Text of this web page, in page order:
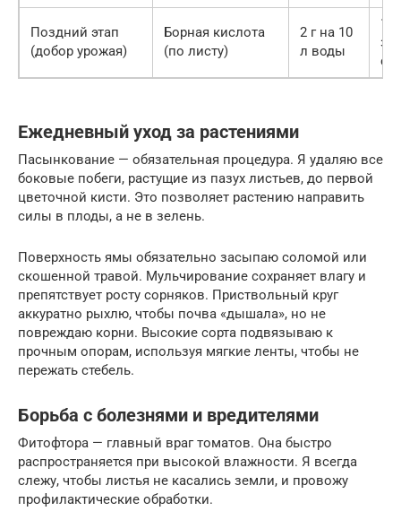
Поздний этап
(добор урожая)
Борная кислота
(по листу)
2 г на 10
л воды
1
за
Ежедневный уход за растениями
Пасынкование — обязательная процедура. Я удаляю все
боковые побеги, растущие из пазух листьев, до первой
цветочной кисти. Это позволяет растению направить
силы в плоды, а не в зелень.
Поверхность ямы обязательно засыпаю соломой или
скошенной травой. Мульчирование сохраняет влагу и
препятствует росту сорняков. Приствольный круг
аккуратно рыхлю, чтобы почва «дышала», но не
повреждаю корни. Высокие сорта подвязываю к
прочным опорам, используя мягкие ленты, чтобы не
пережать стебель.
Борьба с болезнями и вредителями
Фитофтора — главный враг томатов. Она быстро
распространяется при высокой влажности. Я всегда
слежу, чтобы листья не касались земли, и провожу
профилактические обработки.